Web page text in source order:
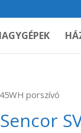
porszívó
Sencor